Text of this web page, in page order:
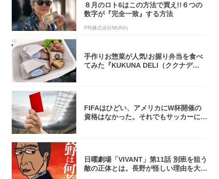
８月のロト6はこの方法で買え!!６つの
数字が『完全一致』する方法
PR(株式会社MURA)
手作りお惣菜が人気!お握り弁当を食べ
てみた『KUKUNA DELI（ククナデ
FIFAはひどい、アメリカにW杯開催の
資格はなかった。それでもサッカーには
日曜劇場「VIVANT」第11話 別班を狙う
敵の正体とは。長野が怪しい理由を大